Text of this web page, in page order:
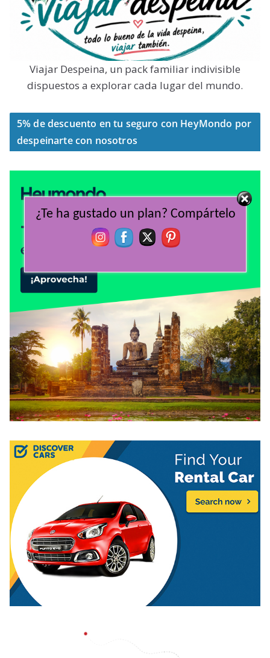
Viajar Despeina, un pack familiar indivisible
dispuestos a explorar cada lugar del mundo.
5% de descuento en tu seguro con HeyMondo por
despeinarte con nosotros
¿Te ha gustado un plan? Compártelo